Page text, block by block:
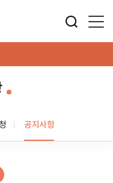
공지사항